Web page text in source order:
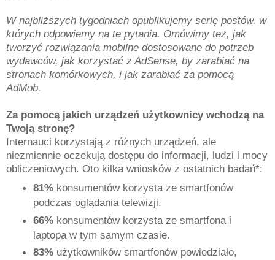
W najbliższych tygodniach opublikujemy serię postów, w
których odpowiemy na te pytania. Omówimy też, jak
tworzyć rozwiązania mobilne dostosowane do potrzeb
wydawców, jak korzystać z AdSense, by zarabiać na
stronach komórkowych, i jak zarabiać za pomocą
AdMob.
Za pomocą jakich urządzeń użytkownicy wchodzą na
Twoją stronę?
Internauci korzystają z różnych urządzeń, ale
niezmiennie oczekują dostępu do informacji, ludzi i mocy
obliczeniowych. Oto kilka wniosków z ostatnich badań*:
81%konsumentów korzysta ze smartfonów
podczas oglądania telewizji.
66%konsumentów korzysta ze smartfona i
laptopa w tym samym czasie.
83%użytkowników smartfonów powiedziało,